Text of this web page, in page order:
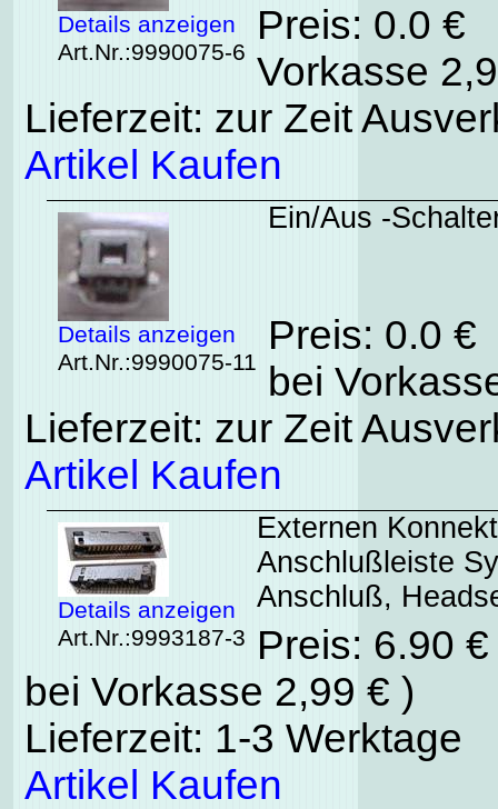
Details anzeigen
Art.Nr.:9990075-6
Preis: 0.0 €
Vorkasse
Lieferzeit: zur Zeit
Artikel Kaufen
Details anzeigen
Art.Nr.:9990075-11
Ein/Aus -
Preis: 0.0
bei
Lieferzeit: zur Zeit
Artikel Kaufen
Details anzeigen
Art.Nr.:9993187-3
Externen
Anschlußleiste
Anschluß,
Preis: 6.90
bei Vorkasse 2,99 € )
Lieferzeit: 1-3 Werktage
Artikel Kaufen